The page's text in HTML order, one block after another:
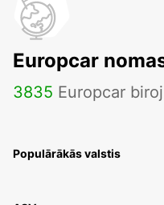
Europcar
3835 Europcar
Populārākās valstis